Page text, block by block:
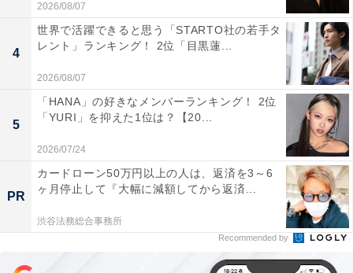
西日本出身者が選ぶ「すごい」と思う他人の出
身大学ランキング！ 1位は「東京大学」、2位
2026/08/07
4
世界で活躍できると思う「STARTO社の若手タ
レント」ランキング！ 2位「目黒蓮...
2026/08/07
5
「HANA」の好きなメンバーランキング！ 2位
「YURI」を抑えた1位は？【20...
2026/07/24
PR
カードローン50万円以上の人は、返済を3～6
ヶ月停止して『大幅に減額してから返済...
渋谷法務総合事務所
Recommended by